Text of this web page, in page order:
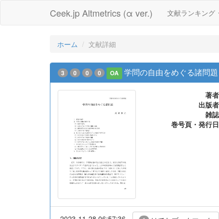
Ceek.jp Altmetrics (α ver.) 文献ランキング
ホーム 文献詳細
3 0 0 0 OA 学問の自由をめぐる諸問題
著者
出版者
雑誌
巻号頁・発行日